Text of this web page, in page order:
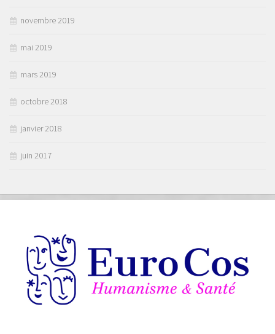
novembre 2019
mai 2019
mars 2019
octobre 2018
janvier 2018
juin 2017